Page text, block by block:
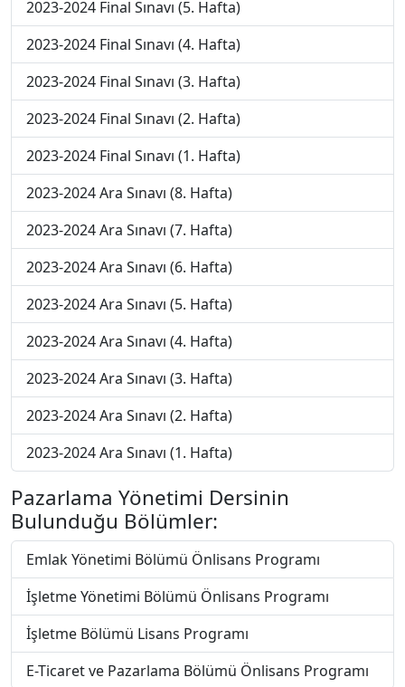
2023-2024 Final Sınavı (5. Hafta)
2023-2024 Final Sınavı (4. Hafta)
2023-2024 Final Sınavı (3. Hafta)
2023-2024 Final Sınavı (2. Hafta)
2023-2024 Final Sınavı (1. Hafta)
2023-2024 Ara Sınavı (8. Hafta)
2023-2024 Ara Sınavı (7. Hafta)
2023-2024 Ara Sınavı (6. Hafta)
2023-2024 Ara Sınavı (5. Hafta)
2023-2024 Ara Sınavı (4. Hafta)
2023-2024 Ara Sınavı (3. Hafta)
2023-2024 Ara Sınavı (2. Hafta)
2023-2024 Ara Sınavı (1. Hafta)
Pazarlama Yönetimi Dersinin
Bulunduğu Bölümler:
Emlak Yönetimi Bölümü Önlisans Programı
İşletme Yönetimi Bölümü Önlisans Programı
İşletme Bölümü Lisans Programı
E-Ticaret ve Pazarlama Bölümü Önlisans Programı